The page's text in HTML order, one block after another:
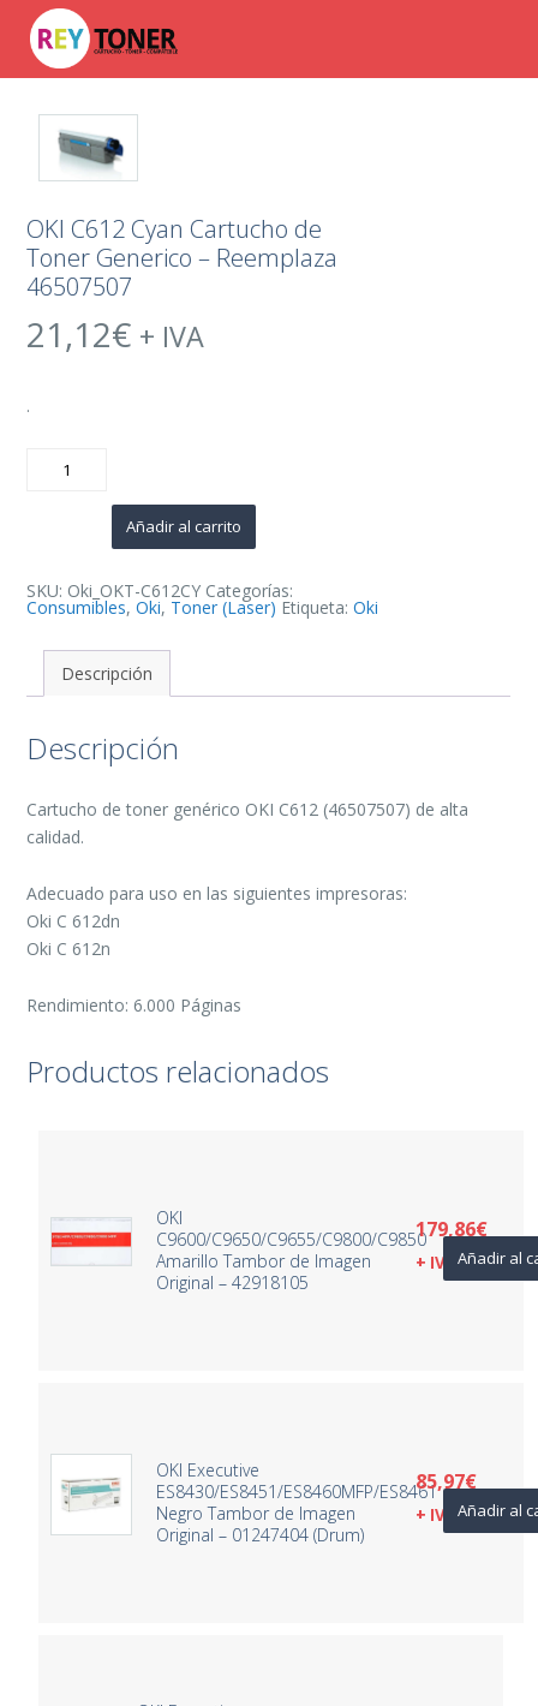
OKI C612 Cyan Cartucho de
Toner Generico – Reemplaza
46507507
21,12€ + IVA
.
C612
Reemplaza
46507507
Añadir al carrito
SKU: Oki_OKT-C612CY Categorías:
Consumibles,Oki, Toner (Laser) Etiqueta:Oki
Descripción
Descripción
Cartucho de toner genérico OKI C612 (46507507) de alta
calidad.
Adecuado para uso en las siguientes impresoras:
Oki C 612dn
Oki C 612n
Rendimiento: 6.000 Páginas
Productos relacionados
OKI
C9600/C9650/C9655/C9800/C9850
Amarillo Tambor de Imagen
Original – 42918105
179,86€
+ IVA Añadir al
OKI Executive
ES8430/ES8451/ES8460MFP/ES8461
Negro Tambor de Imagen
Original – 01247404 (Drum)
85,97€
+ IVA Añadir al